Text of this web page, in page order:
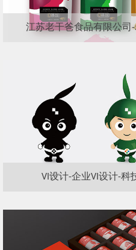
江苏老干爸食品有限公司
VI设计-企业VI设计-科